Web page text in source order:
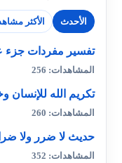
الأحدث الأكثر
تفسير مفردات جزء
المشاهدات: 256
تكريم الله للإنسان
المشاهدات: 260
حديث لا ضرر ولا
المشاهدات: 352